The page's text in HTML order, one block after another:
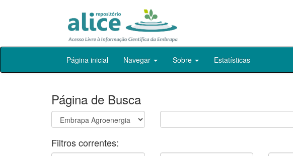
Skip
Página inicial Navegar Sobre Estatísticas
Página de Busca
Filtros correntes: